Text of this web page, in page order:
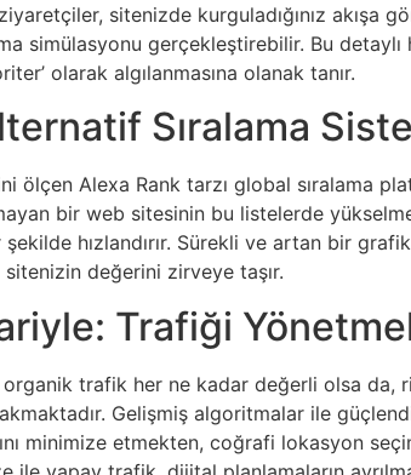
sitenizde kurguladığınız akışa
simülasyonu gerçekleştirebilir. Bu
olarak algılanmasına olanak tanır.
Sıralama
ölçen Alexa Rank tarzı global sıralama
bir web sitesinin bu listelerde
hızlandırır. Sürekli ve artan bir
sitenizin değerini zirveye taşır.
Trafiği
trafik her ne kadar değerli olsa da,
Gelişmiş algoritmalar ile
minimize etmekten, coğrafi lokasyon